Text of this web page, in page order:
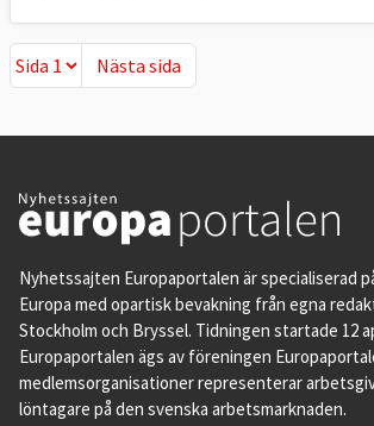
Nästa sida
Nästa sida
Nyhetssajten Europaportalen är specialiserad
Europa med opartisk bevakning från egna
Stockholm och Bryssel. Tidningen startade 12
Europaportalen ägs av föreningen
medlemsorganisationer representerar
löntagare på den svenska arbetsmarknaden.